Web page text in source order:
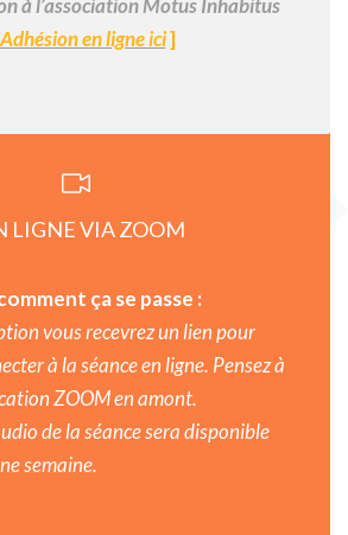
Adhésion en ligne ici]
LIGNE VIA ZOOM
ça se passe :
vous recevrez un lien pour
à la séance en ligne. Pensez à
ZOOM en amont.
de la séance sera disponible
semaine.